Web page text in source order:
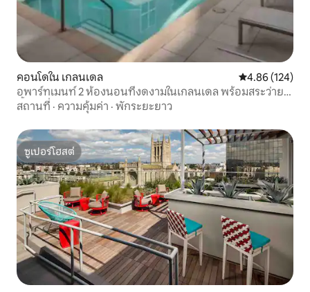
คอนโดใน เกลนเดล คะแนนเฉลี่ย
4.86 (124)
อพาร์ทเมนท์ 2 ห้องนอนที่งดงามในเกลนเดล พร้อมสระว่าย
น้ำและห้องออกกำลังกาย
สถานที่ · ความคุ้มค่า · พักระยะยาว
ซูเปอร์โฮสต์
ซูเปอร์โฮสต์